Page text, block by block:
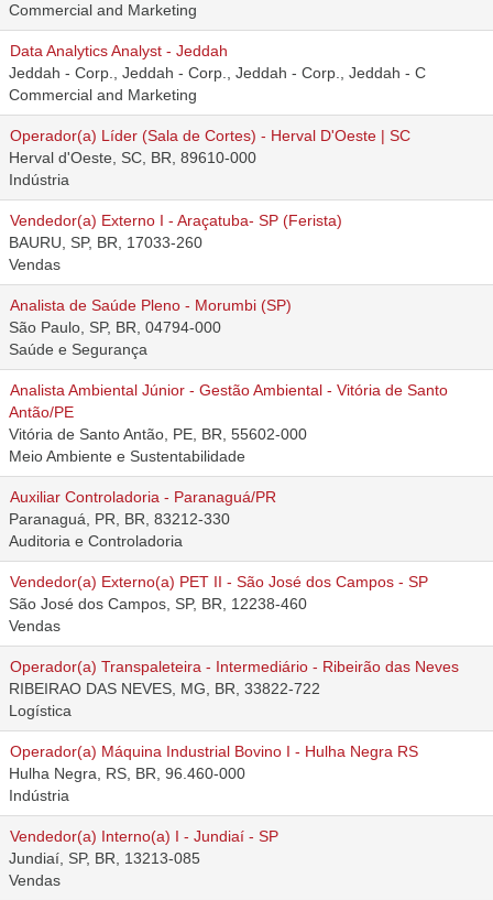
Commercial and Marketing
Data Analytics Analyst - Jeddah
Jeddah - Corp., Jeddah - Corp., Jeddah - Corp., Jeddah - C
Commercial and Marketing
Operador(a) Líder (Sala de Cortes) - Herval D'Oeste | SC
Herval d'Oeste, SC, BR, 89610-000
Indústria
Vendedor(a) Externo I - Araçatuba- SP (Ferista)
BAURU, SP, BR, 17033-260
Vendas
Analista de Saúde Pleno - Morumbi (SP)
São Paulo, SP, BR, 04794-000
Saúde e Segurança
Analista Ambiental Júnior - Gestão Ambiental - Vitória de Santo
Antão/PE
Vitória de Santo Antão, PE, BR, 55602-000
Meio Ambiente e Sustentabilidade
Auxiliar Controladoria - Paranaguá/PR
Paranaguá, PR, BR, 83212-330
Auditoria e Controladoria
Vendedor(a) Externo(a) PET II - São José dos Campos - SP
São José dos Campos, SP, BR, 12238-460
Vendas
Operador(a) Transpaleteira - Intermediário - Ribeirão das Neves
RIBEIRAO DAS NEVES, MG, BR, 33822-722
Logística
Operador(a) Máquina Industrial Bovino I - Hulha Negra RS
Hulha Negra, RS, BR, 96.460-000
Indústria
Vendedor(a) Interno(a) I - Jundiaí - SP
Jundiaí, SP, BR, 13213-085
Vendas